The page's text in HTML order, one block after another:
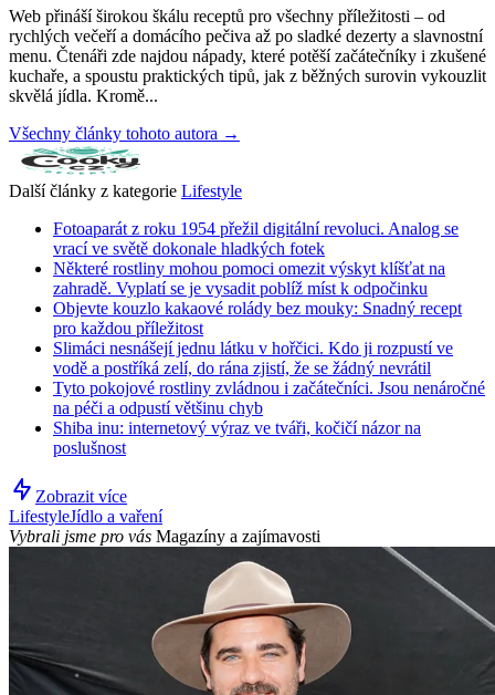
Web přináší širokou škálu receptů pro všechny příležitosti – od
rychlých večeří a domácího pečiva až po sladké dezerty a slavnostní
menu. Čtenáři zde najdou nápady, které potěší začátečníky i zkušené
kuchaře, a spoustu praktických tipů, jak z běžných surovin vykouzlit
skvělá jídla. Kromě...
Všechny články tohoto autora →
Další články z kategorie Lifestyle
Fotoaparát z roku 1954 přežil digitální revoluci. Analog se
vrací ve světě dokonale hladkých fotek
Některé rostliny mohou pomoci omezit výskyt klíšťat na
zahradě. Vyplatí se je vysadit poblíž míst k odpočinku
Objevte kouzlo kakaové rolády bez mouky: Snadný recept
pro každou příležitost
Slimáci nesnášejí jednu látku v hořčici. Kdo ji rozpustí ve
vodě a postříká zelí, do rána zjistí, že se žádný nevrátil
Tyto pokojové rostliny zvládnou i začátečníci. Jsou nenáročné
na péči a odpustí většinu chyb
Shiba inu: internetový výraz ve tváři, kočičí názor na
poslušnost
Zobrazit více
LifestyleJídlo a vaření
Vybrali jsme pro vás Magazíny a zajímavosti